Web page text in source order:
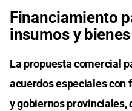
Financiamiento
insumos y
La propuesta comercial
acuerdos especiales con
y gobiernos provinciales,